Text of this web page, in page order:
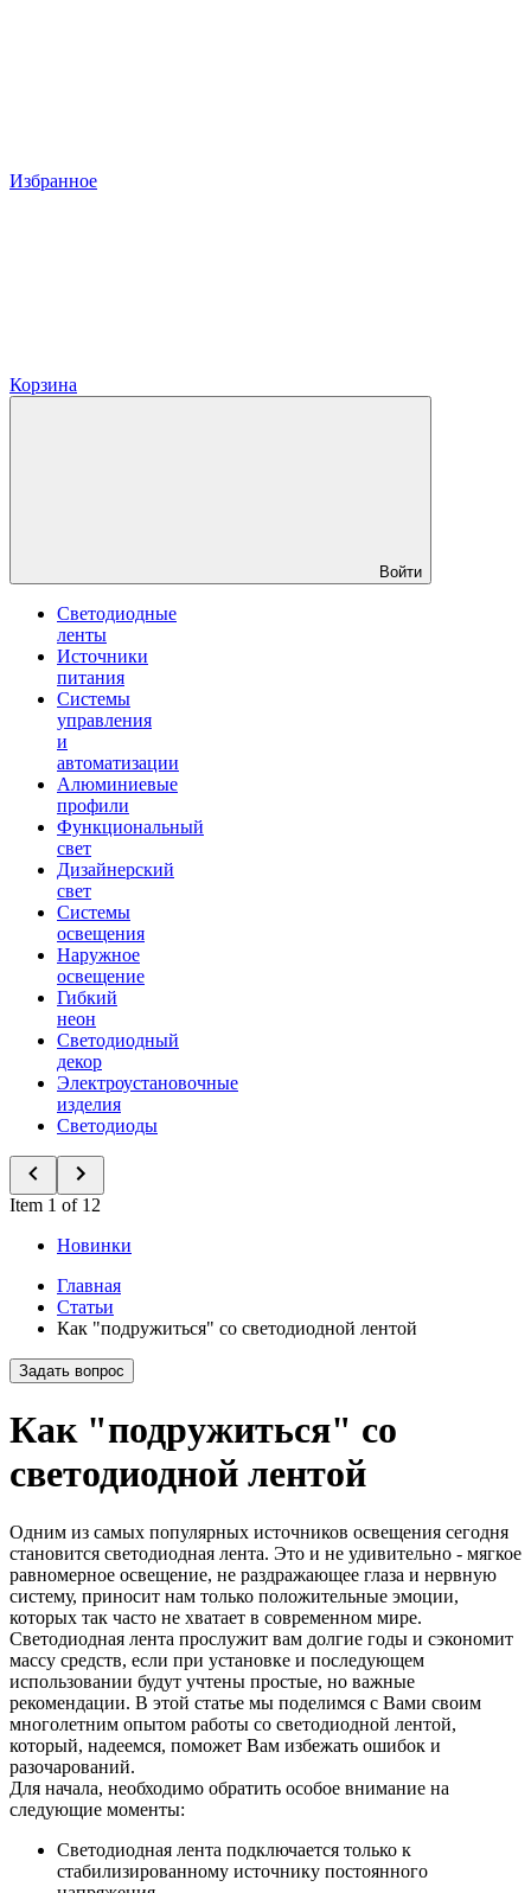
Избранное
Корзина
Войти
Светодиодные
ленты
Источники
питания
Системы
управления
и
автоматизации
Алюминиевые
профили
Функциональный
свет
Дизайнерский
свет
Системы
освещения
Наружное
освещение
Гибкий
неон
Светодиодный
декор
Электроустановочные
изделия
Светодиоды
Item 1 of 12
Новинки
Главная
Статьи
Как "подружиться" со светодиодной лентой
Задать вопрос
Как "подружиться" со
светодиодной лентой
Одним из самых популярных источников освещения сегодня
становится светодиодная лента. Это и не удивительно - мягкое
равномерное освещение, не раздражающее глаза и нервную
систему, приносит нам только положительные эмоции,
которых так часто не хватает в современном мире.
Светодиодная лента прослужит вам долгие годы и сэкономит
массу средств, если при установке и последующем
использовании будут учтены простые, но важные
рекомендации. В этой статье мы поделимся с Вами своим
многолетним опытом работы со светодиодной лентой,
который, надеемся, поможет Вам избежать ошибок и
разочарований.
Для начала, необходимо обратить особое внимание на
следующие моменты:
Светодиодная лента подключается только к
стабилизированному источнику постоянного